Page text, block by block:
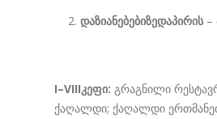
დაზიანებებიზედაპირის –
I–VIIIკეფი: გრაგნილი
ქაღალდი; ქაღალდი